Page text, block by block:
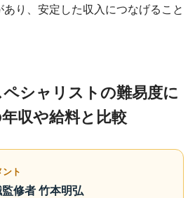
り、安定した収入につなげること
シャリストの難易度に
収や給料と比較
ント
修者 竹本明弘